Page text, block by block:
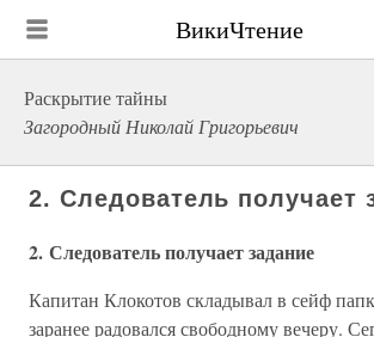
ВикиЧтение
Раскрытие тайны
Загородный Николай Григорьевич
2. Следователь получает
2. Следователь получает задание
Капитан Клокотов складывал в сейф
заранее радовался свободному вечеру.